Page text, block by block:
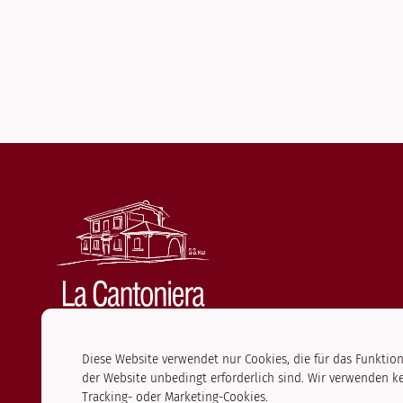
ABONNIERE UNSEREN NEWSLETTER
Diese Website verwendet nur Cookies, die für das
der Website unbedingt erforderlich sind. Wir verwenden
Tracking- oder Marketing-Cookies.